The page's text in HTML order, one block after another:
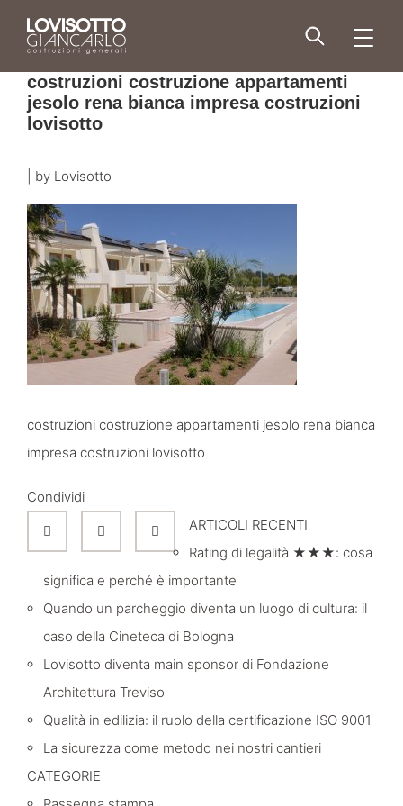
content
costruzioni costruzione appartamenti
jesolo rena bianca impresa costruzioni
lovisotto
by Lovisotto
costruzioni costruzione appartamenti jesolo rena bianca
impresa costruzioni lovisotto
Condividi
ARTICOLI RECENTI
Rating di legalità ★★★: cosa
significa e perché è importante
Quando un parcheggio diventa un luogo di cultura: il
caso della Cineteca di Bologna
Lovisotto diventa main sponsor di Fondazione
Architettura Treviso
Qualità in edilizia: il ruolo della certificazione ISO 9001
La sicurezza come metodo nei nostri cantieri
CATEGORIE